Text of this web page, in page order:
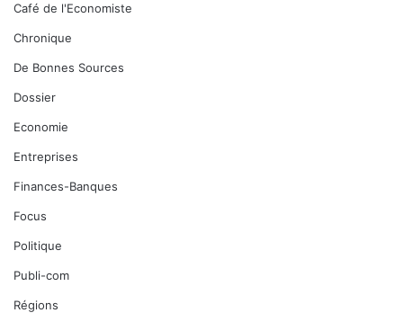
Café de l'Economiste
Chronique
De Bonnes Sources
Dossier
Economie
Entreprises
Finances-Banques
Focus
Politique
Publi-com
Régions